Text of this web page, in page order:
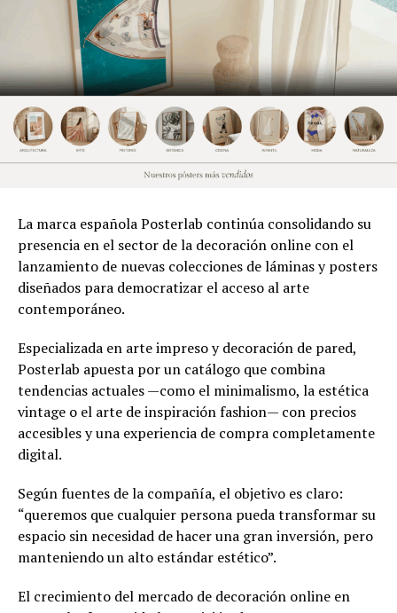
La marca española Posterlab continúa consolidando su
presencia en el sector de la decoración online con el
lanzamiento de nuevas colecciones de láminas y posters
diseñados para democratizar el acceso al arte
contemporáneo.
Especializada en arte impreso y decoración de pared,
Posterlab apuesta por un catálogo que combina
tendencias actuales —como el minimalismo, la estética
vintage o el arte de inspiración fashion— con precios
accesibles y una experiencia de compra completamente
digital.
Según fuentes de la compañía, el objetivo es claro:
“queremos que cualquier persona pueda transformar su
espacio sin necesidad de hacer una gran inversión, pero
manteniendo un alto estándar estético”.
El crecimiento del mercado de decoración online en